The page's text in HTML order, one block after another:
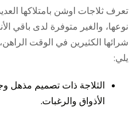
تعرف ثلاجات اوشن بامتلاكها
نوعها، والغير متوفرة لدى باقي
شرائها الكثيرين في الوقت
يلي:
الثلاجة ذات تصميم مذهل
الأذواق والرغبات.